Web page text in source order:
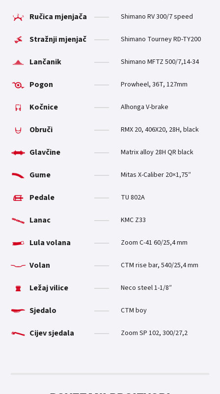
Ručica mjenjača Shimano RV 300/7 speed
Stražnji mjenjač Shimano Tourney RD-TY200
Lančanik Shimano MFTZ 500/7,14-34
Pogon Prowheel, 36T, 127mm
Kočnice Alhonga V-brake
Obruči RMX 20, 406X20, 28H, black
Glavčine Matrix alloy 28H QR black
Gume Mitas X-Caliber 20×1,75″
Pedale TU 802A
Lanac KMC Z33
Lula volana Zoom C-41 60/25,4 mm
Volan CTM rise bar, 540/25,4 mm
Ležaj vilice Neco steel 1-1/8″
Sjedalo CTM boy
Cijev sjedala Zoom SP 102, 300/27,2